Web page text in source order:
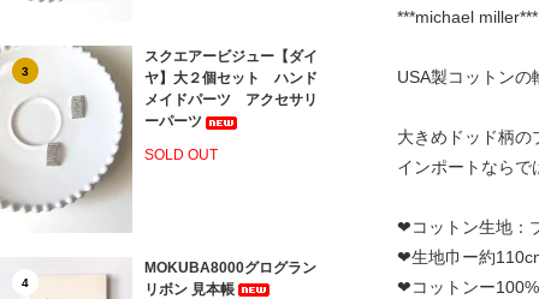
3
スクエアービジュー【ダイ
ヤ】大２個セット ハンド
メイドパーツ アクセサリ
ーパーツ
SOLD OUT
4
MOKUBA8000グログラン
リボン 見本帳
***michael miller***
USA製コットンの
大きめドッド柄の
インポートならで
❤コットン生地：
❤生地巾ー約
❤コットンー100%